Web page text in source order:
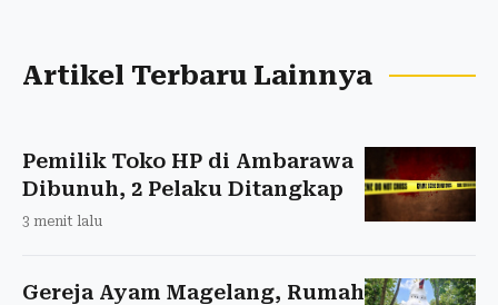
Artikel Terbaru Lainnya
Pemilik Toko HP di Ambarawa
Dibunuh, 2 Pelaku Ditangkap
3 menit lalu
Gereja Ayam Magelang, Rumah